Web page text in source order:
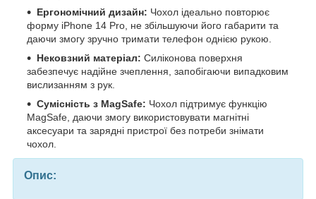
Ергономічний дизайн: Чохол ідеально повторює
форму iPhone 14 Pro, не збільшуючи його габарити та
даючи змогу зручно тримати телефон однією рукою.
Нековзний матеріал: Силіконова поверхня
забезпечує надійне зчеплення, запобігаючи випадковим
вислизанням з рук.
Сумісність з MagSafe: Чохол підтримує функцію
MagSafe, даючи змогу використовувати магнітні
аксесуари та зарядні пристрої без потреби знімати
чохол.
Опис: